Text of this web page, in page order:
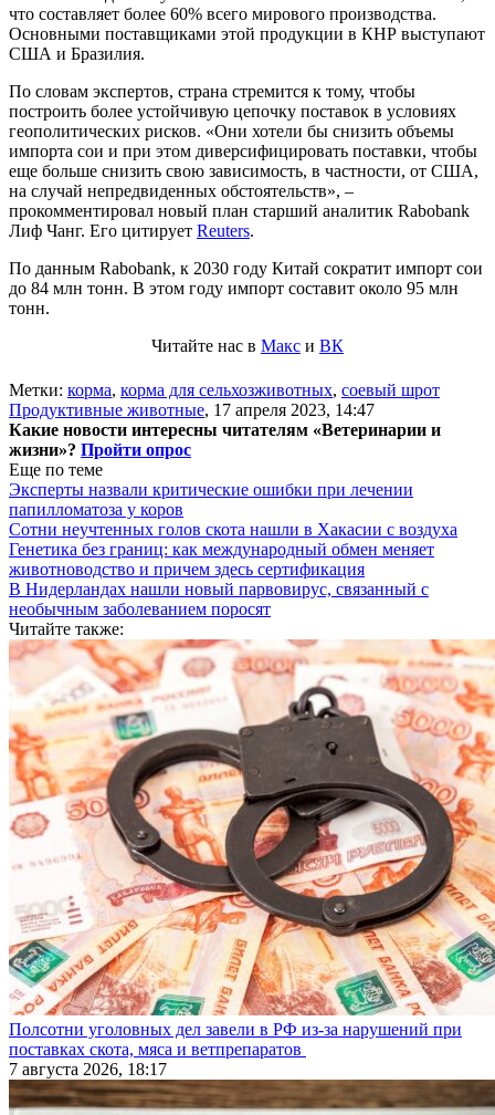
что составляет более 60% всего мирового производства.
Основными поставщиками этой продукции в КНР выступают
США и Бразилия.
По словам экспертов, страна стремится к тому, чтобы
построить более устойчивую цепочку поставок в условиях
геополитических рисков. «Они хотели бы снизить объемы
импорта сои и при этом диверсифицировать поставки, чтобы
еще больше снизить свою зависимость, в частности, от США,
на случай непредвиденных обстоятельств», –
прокомментировал новый план старший аналитик Rabobank
Лиф Чанг. Его цитирует Reuters.
По данным Rabobank, к 2030 году Китай сократит импорт сои
до 84 млн тонн. В этом году импорт составит около 95 млн
тонн.
Читайте нас в Макс и ВК
Метки: корма, корма для сельхозживотных, соевый шрот
Продуктивные животные, 17 апреля 2023, 14:47
Какие новости интересны читателям «Ветеринарии и
жизни»? Пройти опрос
Еще по теме
Эксперты назвали критические ошибки при лечении
папилломатоза у коров
Сотни неучтенных голов скота нашли в Хакасии с воздуха
Генетика без границ: как международный обмен меняет
животноводство и причем здесь сертификация
В Нидерландах нашли новый парвовирус, связанный с
необычным заболеванием поросят
Читайте также:
Полсотни уголовных дел завели в РФ из-за нарушений при
поставках скота, мяса и ветпрепаратов
7 августа 2026, 18:17